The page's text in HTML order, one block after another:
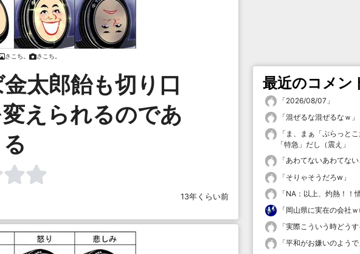
さこち。 さこち。
太郎飴も切り口
えられるのであ
る
13年くらい前
最近のコメン
「2026/08/07 」
「混ぜるな混ぜるなｗ 」
「 ま、まぁ「ぷらっと
「特急」だし（震え 」
「あわてないあわてな
「そりゃそうだろw 」
「NA：以上、灼熱！！
「岡山県に実在の会社
「実際こういう時どうす
「平和がお嫌いのようで